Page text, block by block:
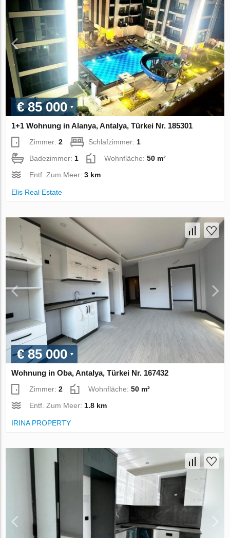
€ 85 000
1+1 Wohnung in Alanya, Antalya, Türkei Nr. 185301
Zimmer:2 Schlafzimmer: 1
Badezimmer: 1 Wohnfläche:50 m²
Entf. Zum Meer:3 km
Elis Real Estate
€ 85 000
Wohnung in Oba, Antalya, Türkei Nr. 167432
Zimmer:2 Wohnfläche:50 m²
Entf. Zum Meer: 1.8 km
IRINA PROPERTY